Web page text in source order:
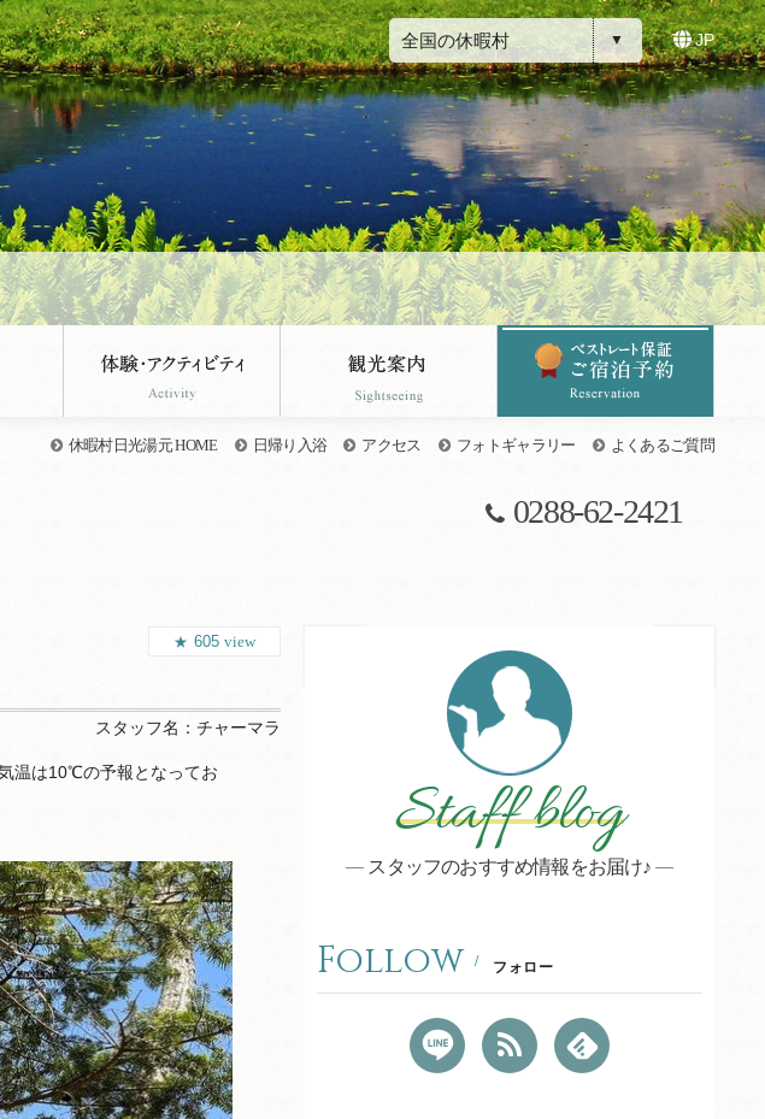
全国の休暇村 JP
休暇村日光湯元 HOME 日帰り入浴 アクセス フォトギャラリー よくあるご質問
0288-62-2421
605 view
スタッフ名： チャーマラ
温は10℃の予報となってお
Staff blog
スタッフのおすすめ情報をお届け♪
Follow フォロー